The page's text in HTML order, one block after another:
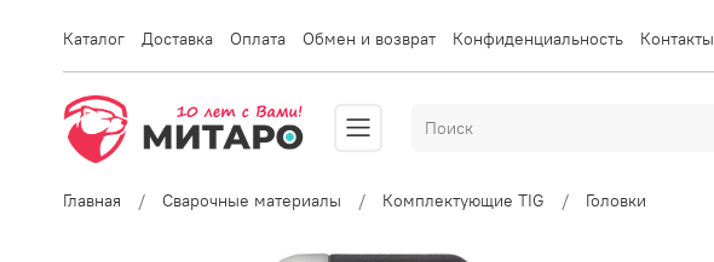
Каталог Доставка Оплата Обмен и возврат Конфиденциальность Контакты
Главная Сварочные материалы Комплектующие TIG Головки